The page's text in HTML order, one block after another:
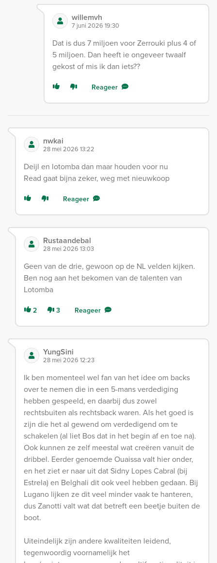
willemvh
7 juni 2026 19:30
Dat is dus 7 miljoen voor Zerrouki plus 4 of
5 miljoen. Dan heeft ie ongeveer twaalf
gekost of mis ik dan iets??
Reageer
nwkai
28 mei 2026 13:22
Deijl en lotomba dan maar houden voor nu
Read gaat bijna zeker, weg met nieuwkoop
Reageer
Rustaandebal
28 mei 2026 13:03
Geen van de drie, gewoon op de NL velden kijken.
Ben nog aan het bekomen van de talenten van
Lotomba
2 3 Reageer
YungSini
28 mei 2026 12:23
Ik ben momenteel wel fan van het idee om backs
over te nemen die in een 5-mans verdediging
hebben gespeeld, en daarbij dus zowel
rechtsbuiten als rechtsback waren. Als het goed is
zijn die het al gewend om verdedigend om te
schakelen (al liet Bos dat in het begin af en toe na).
Ook kunnen ze zelf meestal wat creëren vanuit de
dribbel. Eerder genoemde Ouaissa valt hier onder,
en het ziet er naar uit dat Sidny Lopes Cabral (bij
Estrela) en Belghali dit ook veel hebben gedaan. Bij
Lugano lijken ze dit veel minder vaak te hanteren,
dus Zanotti valt wat dat betreft een beetje buiten de
boot.
Uiteindelijk zijn andere kwaliteiten leidend,
tegenwoordig voornamelijk het